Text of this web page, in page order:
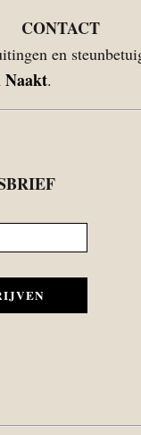
CONTACT
en
Naakt.